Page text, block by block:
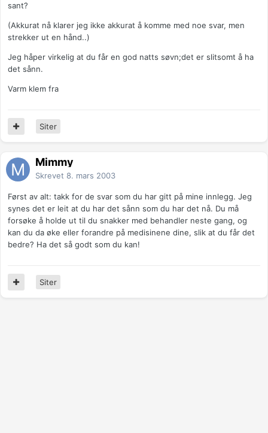
sant?
(Akkurat nå klarer jeg ikke akkurat å komme med noe svar, men
strekker ut en hånd..)
Jeg håper virkelig at du får en god natts søvn;det er slitsomt å ha
det sånn.
Varm klem fra
Siter
Mimmy
Skrevet 8. mars 2003
Først av alt: takk for de svar som du har gitt på mine innlegg. Jeg
synes det er leit at du har det sånn som du har det nå. Du må
forsøke å holde ut til du snakker med behandler neste gang, og
kan du da øke eller forandre på medisinene dine, slik at du får det
bedre? Ha det så godt som du kan!
Siter